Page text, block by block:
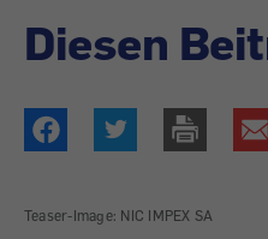
Diesen
Teaser-Image: NIC IMPEX SA